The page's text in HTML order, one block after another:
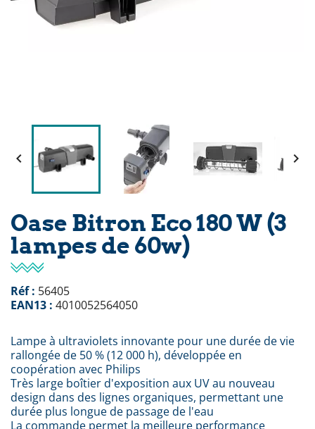
 
Oase Bitron Eco 180 W (3
lampes de 60w)
Réf : 56405
EAN13 : 4010052564050
Lampe à ultraviolets innovante pour une durée de vie
rallongée de 50 % (12 000 h), développée en
coopération avec Philips
Très large boîtier d'exposition aux UV au nouveau
design dans des lignes organiques, permettant une
durée plus longue de passage de l'eau
La commande permet la meilleure performance